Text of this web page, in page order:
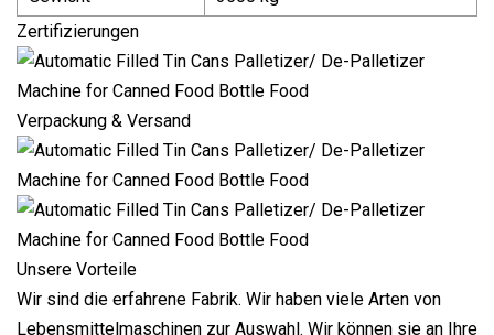
Zertifizierungen
Verpackung & Versand
Unsere Vorteile
Wir sind die erfahrene Fabrik. Wir haben viele Arten von
Lebensmittelmaschinen zur Auswahl. Wir können sie an Ihre